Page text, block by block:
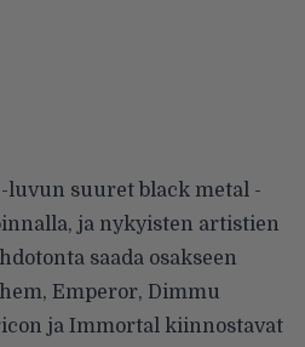
luvun suuret black metal -
ja nykyisten artistien
saada osakseen
Emperor, Dimmu
ja Immortal kiinnostavat